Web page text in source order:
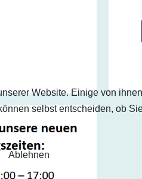
Website. Einige von
selbst entscheiden, ob
Ablehnen